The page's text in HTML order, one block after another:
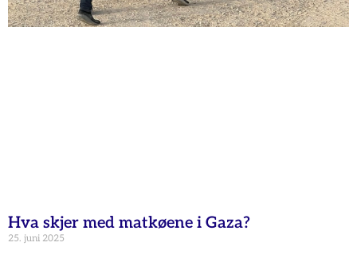
Hva skjer med matkøene i Gaza?
25. juni 2025